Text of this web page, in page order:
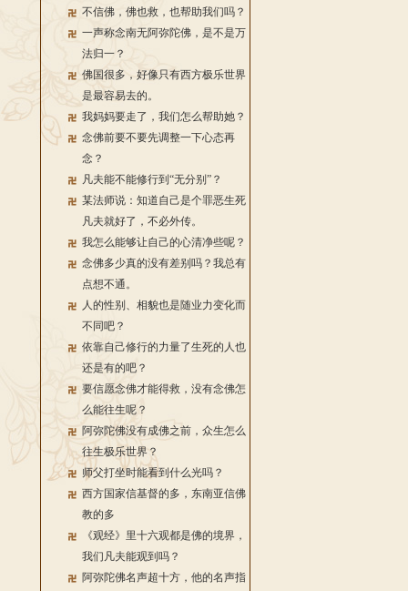
不信佛，佛也救，也帮助我们吗？
一声称念南无阿弥陀佛，是不是万
法归一？
佛国很多，好像只有西方极乐世界
是最容易去的。
我妈妈要走了，我们怎么帮助她？
念佛前要不要先调整一下心态再
念？
凡夫能不能修行到“无分别”？
某法师说：知道自己是个罪恶生死
凡夫就好了，不必外传。
我怎么能够让自己的心清净些呢？
念佛多少真的没有差别吗？我总有
点想不通。
人的性别、相貌也是随业力变化而
不同吧？
依靠自己修行的力量了生死的人也
还是有的吧？
要信愿念佛才能得救，没有念佛怎
么能往生呢？
阿弥陀佛没有成佛之前，众生怎么
往生极乐世界？
师父打坐时能看到什么光吗？
西方国家信基督的多，东南亚信佛
教的多
《观经》里十六观都是佛的境界，
我们凡夫能观到吗？
阿弥陀佛名声超十方，他的名声指